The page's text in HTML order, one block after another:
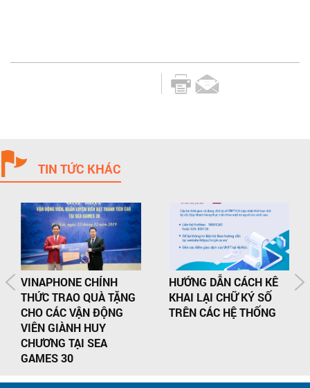
TIN TỨC KHÁC
VINAPHONE CHÍNH
THỨC TRAO QUÀ TẶNG
CHO CÁC VẬN ĐỘNG
VIÊN GIÀNH HUY
CHƯƠNG TẠI SEA
GAMES 30
HƯỚNG DẪN CÁCH KÊ
KHAI LẠI CHỮ KÝ SỐ
TRÊN CÁC HỆ THỐNG